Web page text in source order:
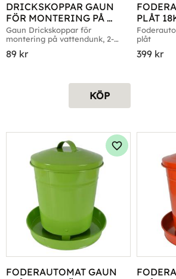
DRICKSKOPPAR GAUN
FÖR MONTERING PÅ
VATTENDUNK 2-PACK
Gaun Drickskoppar för
montering på vattendunk, 2-
89 kr
KÖP
PLÅT
plåt
399 kr
FODERAUTOMAT GAUN
Lägg till i